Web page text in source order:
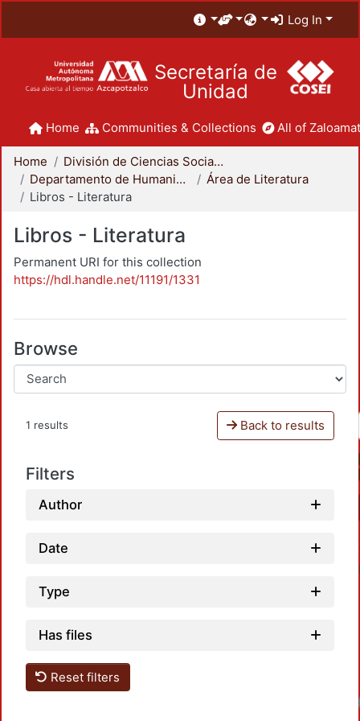
Log In
Secretaría de
Unidad
Home Communities & Collections All of
Home
División de Ciencias Sociales y Humanidades
Departamento de Humanidades
Área de Literatura
Libros - Literatura
Libros - Literatura
Permanent URI for this collection
https://hdl.handle.net/11191/1331
Browse
1 results Back to results
Filters
Author
Date
Type
Has files
Reset filters